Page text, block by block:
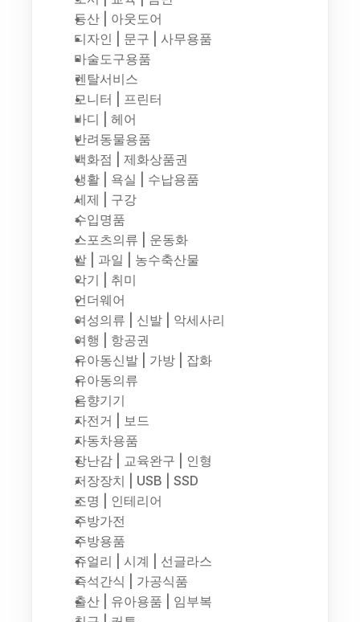
등산 | 아웃도어
디자인 | 문구 | 사무용품
마술도구용품
렌탈서비스
모니터 | 프린터
바디 | 헤어
반려동물용품
백화점 | 제화상품권
생활 | 욕실 | 수납용품
세제 | 구강
수입명품
스포츠의류 | 운동화
쌀 | 과일 | 농수축산물
악기 | 취미
언더웨어
여성의류 | 신발 | 악세사리
여행 | 항공권
유아동신발 | 가방 | 잡화
유아동의류
음향기기
자전거 | 보드
자동차용품
장난감 | 교육완구 | 인형
저장장치 | USB | SSD
조명 | 인테리어
주방가전
주방용품
쥬얼리 | 시계 | 선글라스
즉석간식 | 가공식품
출산 | 유아용품 | 임부복